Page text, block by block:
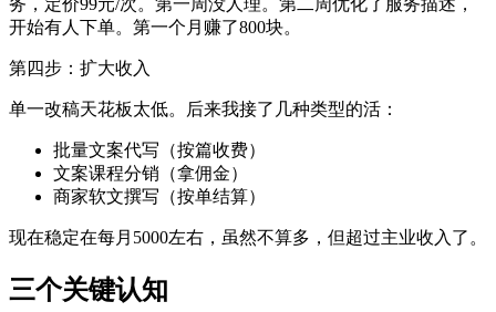
务，定价99元/次。第一周没人理。第二周优化了服务描述，
开始有人下单。第一个月赚了800块。
第四步：扩大收入
单一改稿天花板太低。后来我接了几种类型的活：
批量文案代写（按篇收费）
文案课程分销（拿佣金）
商家软文撰写（按单结算）
现在稳定在每月5000左右，虽然不算多，但超过主业收入了。
三个关键认知